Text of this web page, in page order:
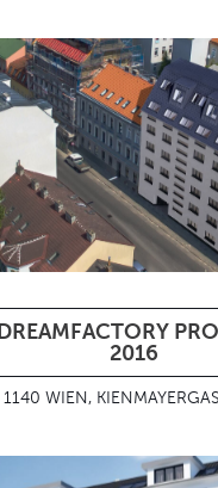
DREAMFACTORY
2016
1140 WIEN,